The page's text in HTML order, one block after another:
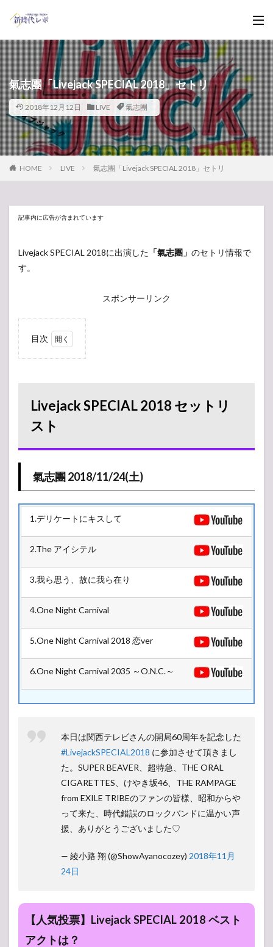
氣志團「Livejack SPECIAL 2018」セトリ
2018年12月12日 LIVE 氣志團
HOME LIVE 氣志團「Livejack SPECIAL 2018」セトリ
記事内に広告が含まれています
Livejack SPECIAL 2018に出演した 「氣志團」 のセトリ情報で
す。
スポンサーリンク
目次
ットリ
スト
1.1
11
月
日
(土)
3
11
日
Livejack SPECIAL 2018 セットリ
スト
氣志團 2018/11/24(土)
1.デリケートにキスして
2.The アイシテル
3.我ら思う、故に我ら在り
4.One Night Carnival
5.One Night Carnival 2018 恋ver
6.One Night Carnival 2035 ～O.N.C.～
本日は関西テレビさんの開局60周年を記念した
#LivejackSPECIAL2018 に参加させて頂きまし
た。SUPER BEAVER、超特急、THE ORAL
CIGARETTES、けやき坂46、THE RAMPAGE
from EXILE TRIBEのファンの皆様、昭和からや
って来た、時代錯誤のロックバンドに温かい声
援、ありがとうございました♡
— 綾小路 翔 (@ShowAyanocozey) 2018年11月
24日
【人気投票】Livejack SPECIAL 2018 ベスト
アクトは？